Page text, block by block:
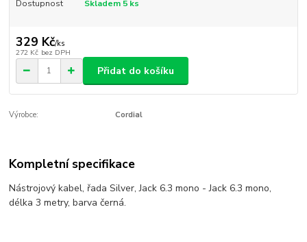
Dostupnost Skladem 5 ks
329 Kč/ks
272 Kč bez DPH
Přidat do košíku
Výrobce: Cordial
Kompletní specifikace
Nástrojový kabel, řada Silver, Jack 6.3 mono - Jack 6.3 mono,
délka 3 metry, barva černá.